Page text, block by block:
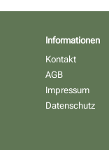
Informationen
Kontakt
AGB
Impressum
Datenschutz